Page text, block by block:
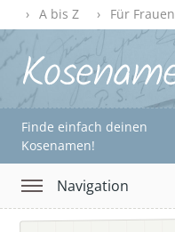
A bis Z Für Frauen
Finde einfach deinen
Kosenamen!
Navigation